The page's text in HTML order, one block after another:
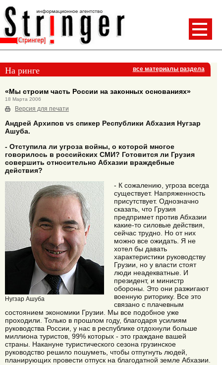
На ринге все материалы раздела
«Мы строим часть России на законных основаниях»
18 Марта 2006
Версия для печати
Андрей Архипов vs спикер Республики Абхазия Нугзар
Ашуба.
- Отступила ли угроза войны, о которой многое
говорилось в российских СМИ? Готовится ли Грузия
совершить относительно Абхазии враждебные
действия?
Нугзар Ашуба
- К сожалению, угроза всегда
существует. Напряженность
присутствует. Однозначно
сказать, что Грузия
предпримет против Абхазии
какие-то силовые действия,
сейчас трудно. Но от них
можно все ожидать. Я не
хотел бы давать
характеристики руководству
Грузии, но у власти стоят
люди неадекватные. И
президент, и министр
обороны. Это они разжигают
военную риторику. Все это
связано с плачевным
состоянием экономики Грузии. Мы все подобное уже
проходили. Только в прошлом году, благодаря усилиям
руководства России, у нас в республике отдохнули больше
миллиона туристов, 99% которых - это граждане вашей
страны. Накануне туристического сезона грузинское
руководство решило пошуметь, чтобы отпугнуть людей,
планирующих провести отпуск на благодатной земле Абхазии.